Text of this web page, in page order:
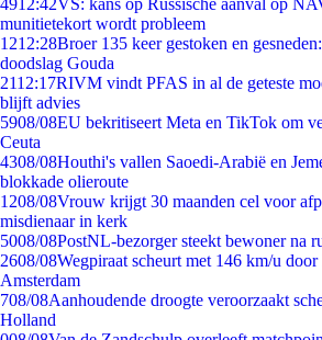
4912:42VS: kans op Russische aanval op
munitietekort wordt probleem
1212:28Broer 135 keer gestoken en
doodslag Gouda
2112:17RIVM vindt PFAS in al de geteste
blijft advies
5908/08EU bekritiseert Meta en TikTok om
Ceuta
4308/08Houthi's vallen Saoedi-Arabië en
blokkade olieroute
1208/08Vrouw krijgt 30 maanden cel voor
misdienaar in kerk
5008/08PostNL-bezorger steekt bewoner na
2608/08Wegpiraat scheurt met 146 km/u door
Amsterdam
708/08Aanhoudende droogte veroorzaakt
Holland